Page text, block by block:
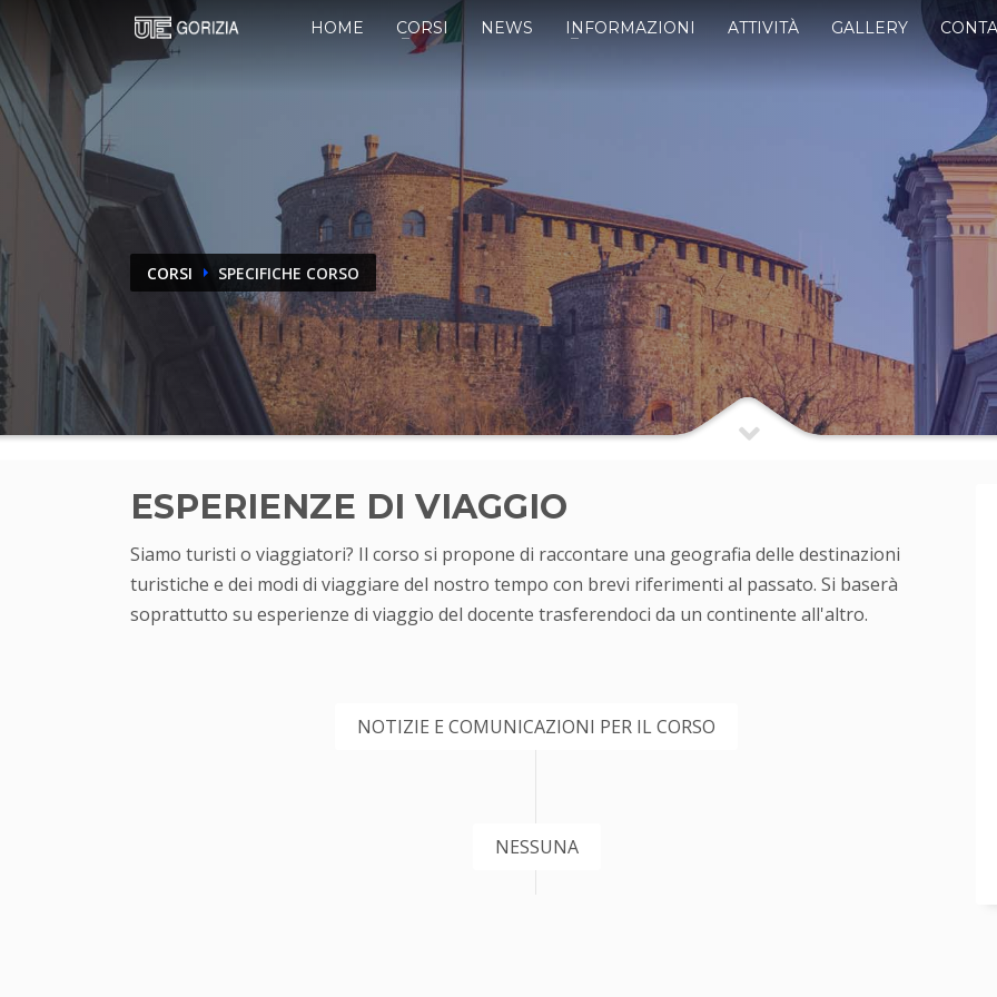
HOME CORSI NEWS INFORMAZIONI ATTIVITÀ GALLERY
CORSI SPECIFICHE CORSO
ESPERIENZE DI VIAGGIO
Siamo turisti o viaggiatori? Il corso si propone di raccontare una geografia delle destinazioni
turistiche e dei modi di viaggiare del nostro tempo con brevi riferimenti al passato. Si baserà
soprattutto su esperienze di viaggio del docente trasferendoci da un continente all'altro.
NOTIZIE E COMUNICAZIONI PER IL CORSO
NESSUNA